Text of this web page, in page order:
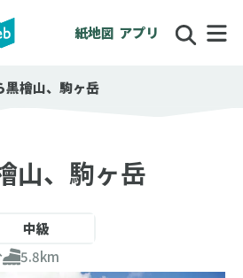
紙地図 アプリ
黒檜山、駒ヶ岳
山、駒ヶ岳
中級
5.8km